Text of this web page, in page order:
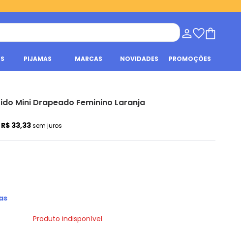
PIJAMAS MARCAS NOVIDADES PROMOÇÕES
Mini Drapeado Feminino Laranja
R$ 33,33sem juros
Produto indisponível